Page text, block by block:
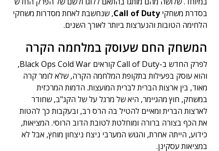
בסדרת משחקיCall of Duty, שנחשבת לאחת מסדרות משחקי
הלחימה הטובות והנערצות ביותר לאורך השנים.
המשחק החם שעוסק במלחמה הקרה
לפרק החדש ב-Call of Duty קוראים Black Ops Cold War,
והוא עוסק בפעילות בתקופת המלחמה הקרה, שלא לומר קרה
מאוד, בין ארצות הברית לברית המועצות. הדמות המרכזית
במשחק, חוץ מהגיימר, היא של מרגל על של הקג"ב, שחודר
לארצות הברית ומאיים להטיל בה הרס רב, ובעקבות כך להטות
את הכף בצורה ברורה ומוחלטת לטובת הדוב הרוסי. המציאות,
כידוע, הייתה אחרת, והגוש המערבי ניצח ניצחון מוחץ, אבל לא
במציאות עסקינן.